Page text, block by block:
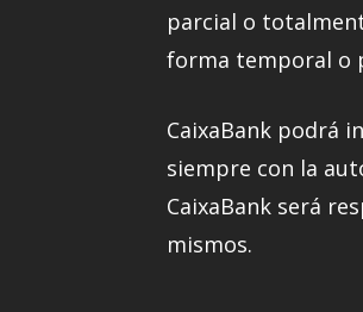
parcial o
forma temporal o
CaixaBank podrá
siempre con la
CaixaBank será
mismos.